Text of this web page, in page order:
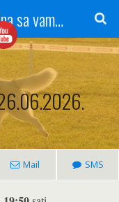
Radio Gradačac - 56 godina sa vama...
Mail SMS